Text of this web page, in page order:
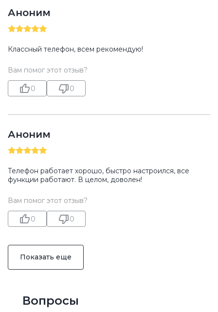
Аноним
Классный телефон, всем рекомендую!
Вам помог этот отзыв?
0 0
Аноним
Телефон работает хорошо, быстро настроился, все
функции работают. В целом, доволен!
Вам помог этот отзыв?
0 0
Показать еще
Вопросы